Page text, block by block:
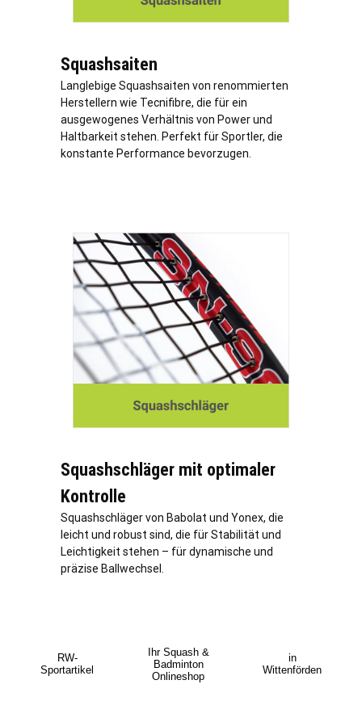
Squashsaiten
Langlebige Squashsaiten von renommierten
Herstellern wie Tecnifibre, die für ein
ausgewogenes Verhältnis von Power und
Haltbarkeit stehen. Perfekt für Sportler, die
konstante Performance bevorzugen.
Squashschläger mit optimaler
Kontrolle
Squashschläger von Babolat und Yonex, die
leicht und robust sind, die für Stabilität und
Leichtigkeit stehen – für dynamische und
präzise Ballwechsel.
RW-
Sportartikel
Ihr Squash &
Badminton
Onlineshop
in
Wittenförden